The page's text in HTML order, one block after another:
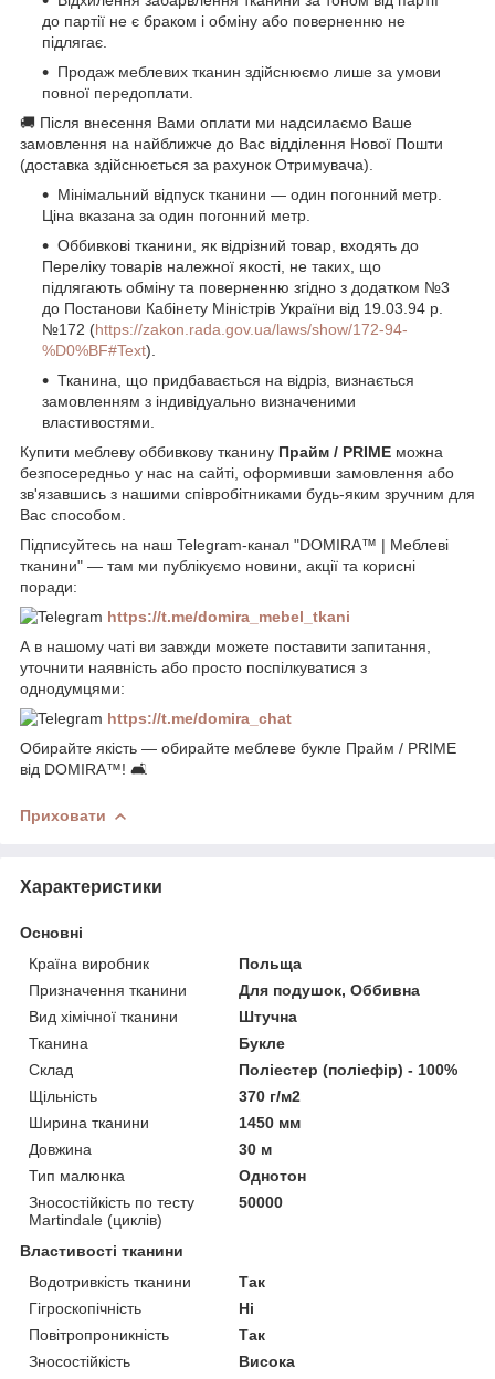
до партії не є браком і обміну або поверненню не
підлягає.
Продаж меблевих тканин здійснюємо лише за умови
повної передоплати.
🚚 Після внесення Вами оплати ми надсилаємо Ваше
замовлення на найближче до Вас відділення Нової Пошти
(доставка здійснюється за рахунок Отримувача).
Мінімальний відпуск тканини — один погонний метр.
Ціна вказана за один погонний метр.
Оббивкові тканини, як відрізний товар, входять до
Переліку товарів належної якості, не таких, що
підлягають обміну та поверненню згідно з додатком №3
до Постанови Кабінету Міністрів України від 19.03.94 р.
№172 (https://zakon.rada.gov.ua/laws/show/172-94-
%D0%BF#Text).
Тканина, що придбавається на відріз, визнається
замовленням з індивідуально визначеними
властивостями.
Купити меблеву оббивкову тканину Прайм / PRIME можна
безпосередньо у нас на сайті, оформивши замовлення або
зв'язавшись з нашими співробітниками будь-яким зручним для
Вас способом.
Підписуйтесь на наш Telegram-канал "DOMIRA™ | Меблеві
тканини" — там ми публікуємо новини, акції та корисні
поради:
https://t.me/domira_mebel_tkani
А в нашому чаті ви завжди можете поставити запитання,
уточнити наявність або просто поспілкуватися з
однодумцями:
https://t.me/domira_chat
Обирайте якість — обирайте меблеве букле Прайм / PRIME
від DOMIRA™! 🛋️
Приховати
Характеристики
Основні
Країна виробник
Польща
Призначення тканини
Для подушок, Оббивна
Вид хімічної тканини
Штучна
Тканина
Букле
Склад
Поліестер (поліефір) - 100%
Щільність
370 г/м2
Ширина тканини
1450 мм
Довжина
30 м
Тип малюнка
Однотон
Зносостійкість по тесту
Martindale (циклів)
50000
Властивості тканини
Водотривкість тканини
Так
Гігроскопічність
Ні
Повітропроникність
Так
Зносостійкість
Висока